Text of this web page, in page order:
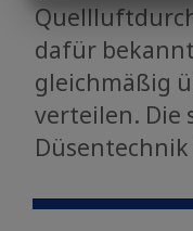
dafür
gleichmäßig
verteilen. Die